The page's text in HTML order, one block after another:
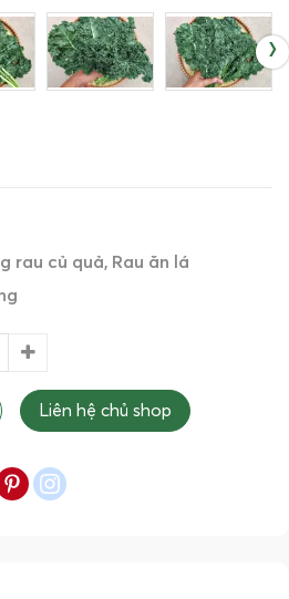
›
rau củ quả
Rau ăn lá
Liên hệ chủ shop
Pinterest